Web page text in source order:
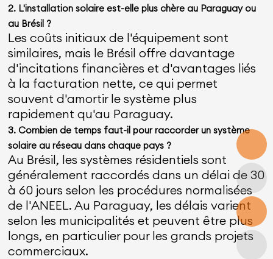
2. L'installation solaire est-elle plus chère au Paraguay ou
au Brésil ?
Les coûts initiaux de l'équipement sont
similaires, mais le Brésil offre davantage
d'incitations financières et d'avantages liés
à la facturation nette, ce qui permet
souvent d'amortir le système plus
rapidement qu'au Paraguay.
3. Combien de temps faut-il pour raccorder un système
solaire au réseau dans chaque pays ?
Au Brésil, les systèmes résidentiels sont
généralement raccordés dans un délai de 30
à 60 jours selon les procédures normalisées
de l'ANEEL. Au Paraguay, les délais varient
selon les municipalités et peuvent être plus
longs, en particulier pour les grands projets
commerciaux.